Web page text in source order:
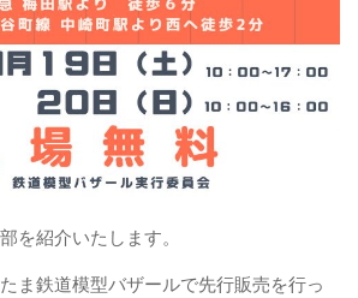
を紹介いたします。
ま鉄道模型バザールで先行販売を行っ